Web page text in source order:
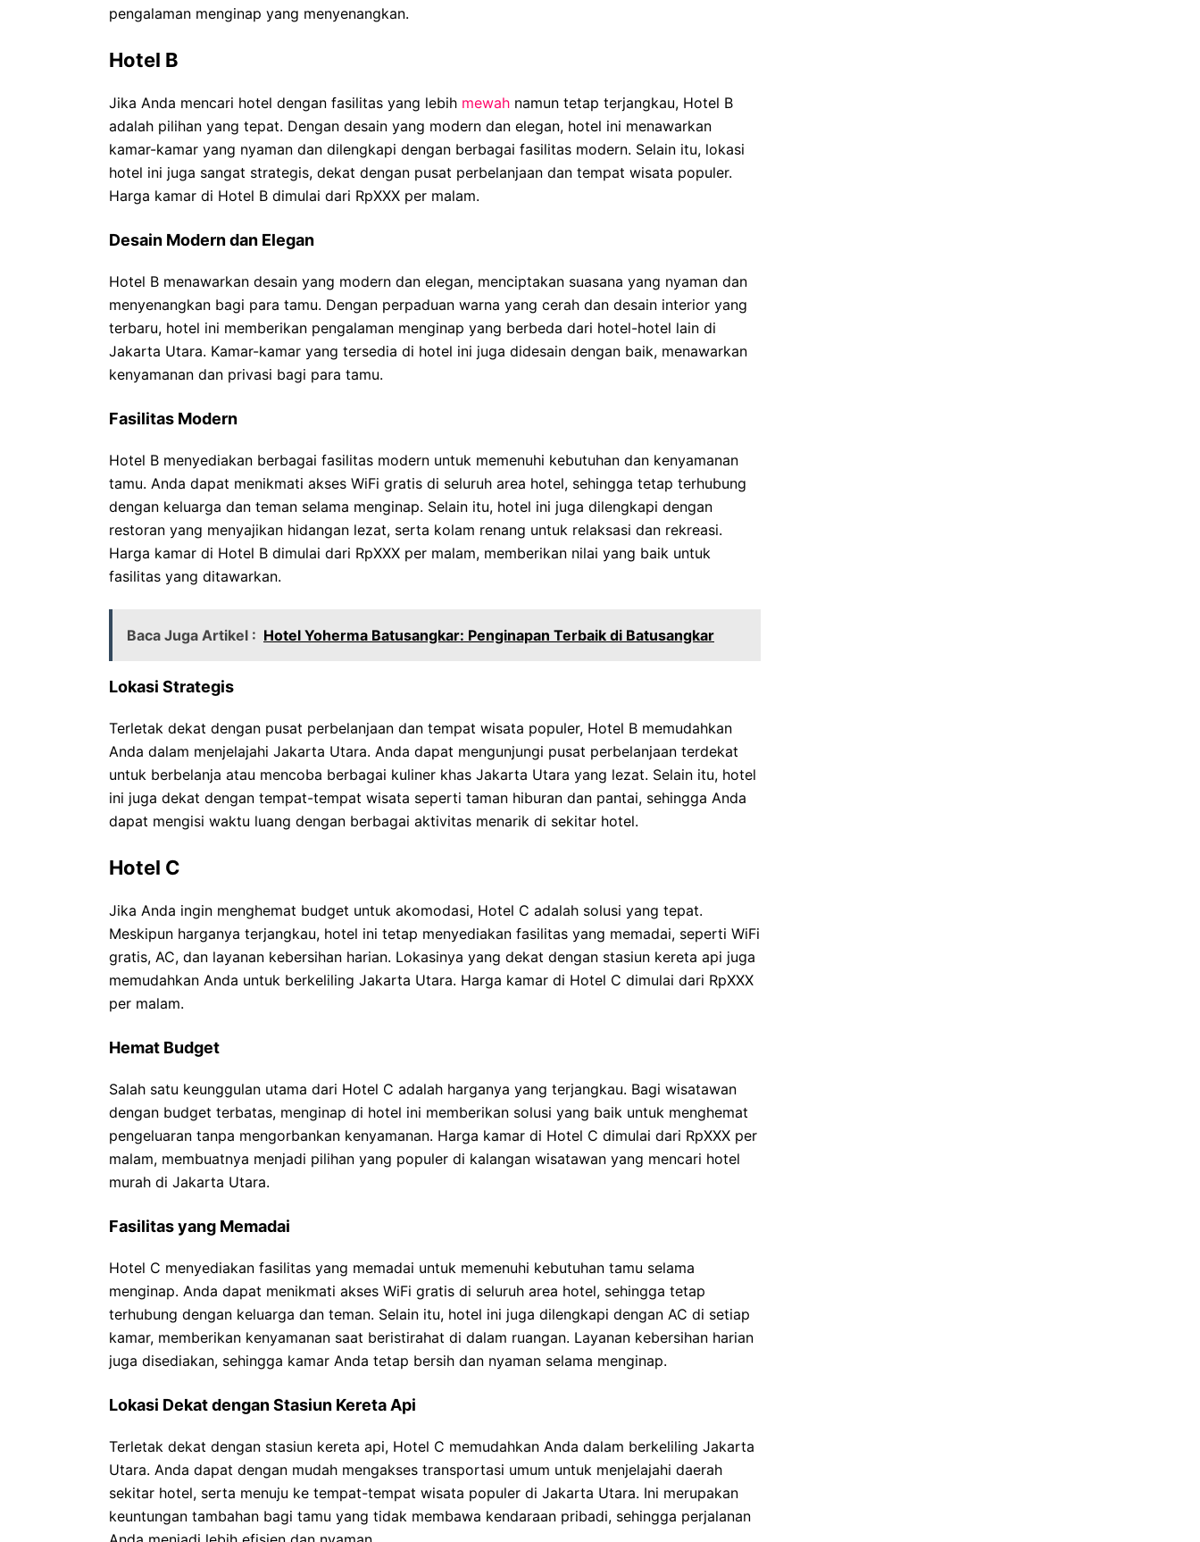
pengalaman menginap yang menyenangkan.
Hotel B
Jika Anda mencari hotel dengan fasilitas yang lebih mewah namun tetap terjangkau, Hotel B
adalah pilihan yang tepat. Dengan desain yang modern dan elegan, hotel ini menawarkan
kamar-kamar yang nyaman dan dilengkapi dengan berbagai fasilitas modern. Selain itu, lokasi
hotel ini juga sangat strategis, dekat dengan pusat perbelanjaan dan tempat wisata populer.
Harga kamar di Hotel B dimulai dari RpXXX per malam.
Desain Modern dan Elegan
Hotel B menawarkan desain yang modern dan elegan, menciptakan suasana yang nyaman dan
menyenangkan bagi para tamu. Dengan perpaduan warna yang cerah dan desain interior yang
terbaru, hotel ini memberikan pengalaman menginap yang berbeda dari hotel-hotel lain di
Jakarta Utara. Kamar-kamar yang tersedia di hotel ini juga didesain dengan baik, menawarkan
kenyamanan dan privasi bagi para tamu.
Fasilitas Modern
Hotel B menyediakan berbagai fasilitas modern untuk memenuhi kebutuhan dan kenyamanan
tamu. Anda dapat menikmati akses WiFi gratis di seluruh area hotel, sehingga tetap terhubung
dengan keluarga dan teman selama menginap. Selain itu, hotel ini juga dilengkapi dengan
restoran yang menyajikan hidangan lezat, serta kolam renang untuk relaksasi dan rekreasi.
Harga kamar di Hotel B dimulai dari RpXXX per malam, memberikan nilai yang baik untuk
fasilitas yang ditawarkan.
Baca Juga Artikel : Hotel Yoherma Batusangkar: Penginapan Terbaik di Batusangkar
Lokasi Strategis
Terletak dekat dengan pusat perbelanjaan dan tempat wisata populer, Hotel B memudahkan
Anda dalam menjelajahi Jakarta Utara. Anda dapat mengunjungi pusat perbelanjaan terdekat
untuk berbelanja atau mencoba berbagai kuliner khas Jakarta Utara yang lezat. Selain itu, hotel
ini juga dekat dengan tempat-tempat wisata seperti taman hiburan dan pantai, sehingga Anda
dapat mengisi waktu luang dengan berbagai aktivitas menarik di sekitar hotel.
Hotel C
Jika Anda ingin menghemat budget untuk akomodasi, Hotel C adalah solusi yang tepat.
Meskipun harganya terjangkau, hotel ini tetap menyediakan fasilitas yang memadai, seperti WiFi
gratis, AC, dan layanan kebersihan harian. Lokasinya yang dekat dengan stasiun kereta api juga
memudahkan Anda untuk berkeliling Jakarta Utara. Harga kamar di Hotel C dimulai dari RpXXX
per malam.
Hemat Budget
Salah satu keunggulan utama dari Hotel C adalah harganya yang terjangkau. Bagi wisatawan
dengan budget terbatas, menginap di hotel ini memberikan solusi yang baik untuk menghemat
pengeluaran tanpa mengorbankan kenyamanan. Harga kamar di Hotel C dimulai dari RpXXX per
malam, membuatnya menjadi pilihan yang populer di kalangan wisatawan yang mencari hotel
murah di Jakarta Utara.
Fasilitas yang Memadai
Hotel C menyediakan fasilitas yang memadai untuk memenuhi kebutuhan tamu selama
menginap. Anda dapat menikmati akses WiFi gratis di seluruh area hotel, sehingga tetap
terhubung dengan keluarga dan teman. Selain itu, hotel ini juga dilengkapi dengan AC di setiap
kamar, memberikan kenyamanan saat beristirahat di dalam ruangan. Layanan kebersihan harian
juga disediakan, sehingga kamar Anda tetap bersih dan nyaman selama menginap.
Lokasi Dekat dengan Stasiun Kereta Api
Terletak dekat dengan stasiun kereta api, Hotel C memudahkan Anda dalam berkeliling Jakarta
Utara. Anda dapat dengan mudah mengakses transportasi umum untuk menjelajahi daerah
sekitar hotel, serta menuju ke tempat-tempat wisata populer di Jakarta Utara. Ini merupakan
keuntungan tambahan bagi tamu yang tidak membawa kendaraan pribadi, sehingga perjalanan